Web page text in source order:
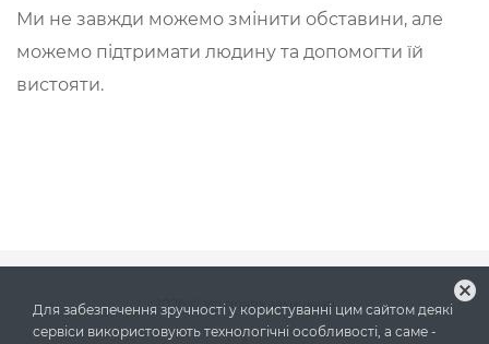
Ми не завжди можемо змінити обставини, але
можемо підтримати людину та допомогти їй
вистояти.
2026 © Усі права захищено
Для забезпечення зручності у користуванні цим сайтом деякі
сервіси використовують технологічні особливості, а саме -
cancel